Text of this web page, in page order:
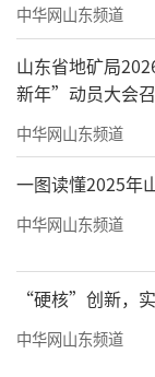
达不断混杂在
把从废
教辅书和试
临时的教室
的工艺，在
光从下方照
知名的脸庞
忆，重新从纸
中华网山东频道
山东省地矿局
新年”动员大会
中华网山东频道
一图读懂2025年
中华网山东频道
“硬核”创新，
中华网山东频道